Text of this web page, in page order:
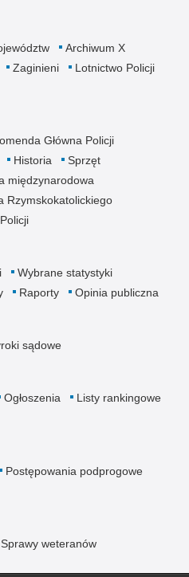
Archiwum X
Zaginieni
Lotnictwo Policji
Główna Policji
Historia
Sprzęt
międzynarodowa
Rzymskokatolickiego
Wybrane statystyki
Raporty Opinia publiczna
sądowe
Ogłoszenia
Listy rankingowe
Postępowania podprogowe
Sprawy weteranów